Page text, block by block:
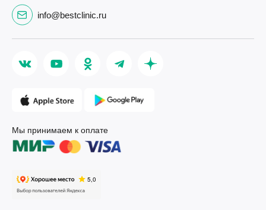
info@bestclinic.ru
Мы принимаем к оплате